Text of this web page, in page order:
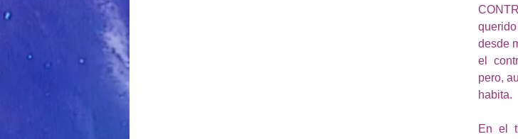
desde
el
pero,
habita.
En el